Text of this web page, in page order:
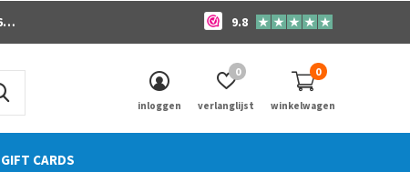
GIFT CARDS
inloggen verlanglijst
0
winkelwagen
0
9.8